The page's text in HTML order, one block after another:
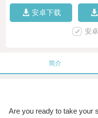
安卓下载
安
简介
Are you ready to take your